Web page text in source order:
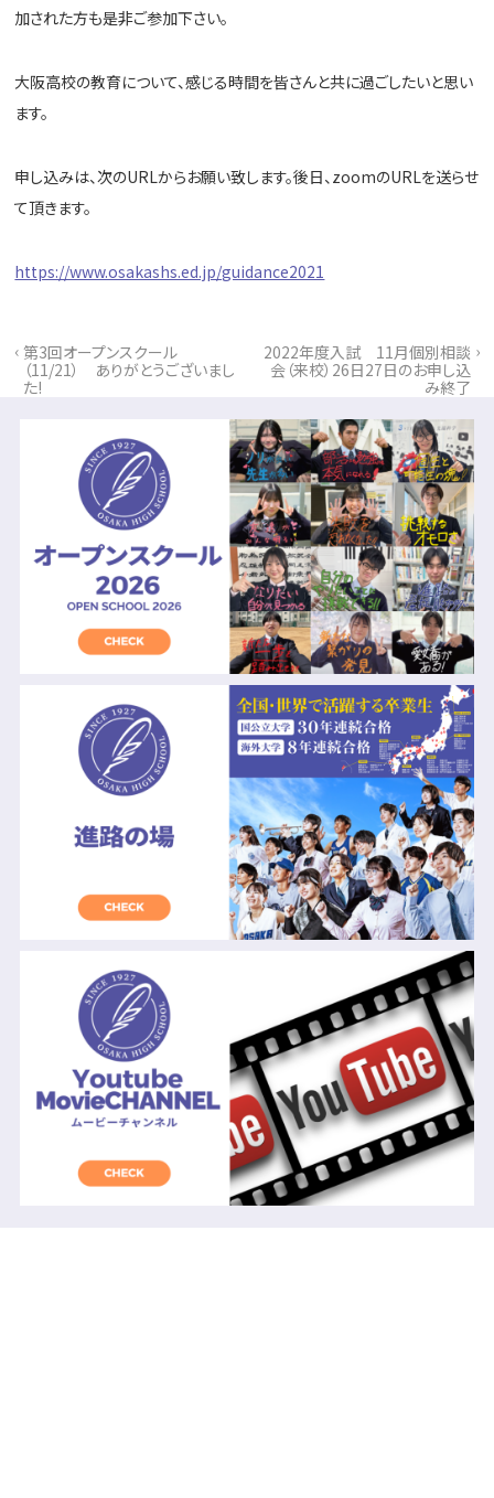
加された方も是非ご参加下さい。
大阪高校の教育について、感じる時間を皆さんと共に過ごしたいと思い
ます。
申し込みは、次のURLからお願い致します。後日、zoomのURLを送らせ
て頂きます。
https://www.osakashs.ed.jp/guidance2021
‹ 第3回オープンスクール
（11/21） ありがとうございまし
た!
2022年度入試 11月個別相談
会（来校）26日27日のお申し込
み終了
›